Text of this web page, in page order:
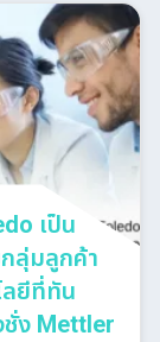
เป็น
ลุ่มลูกค้า
ลยีที่ทัน
ง Mettler